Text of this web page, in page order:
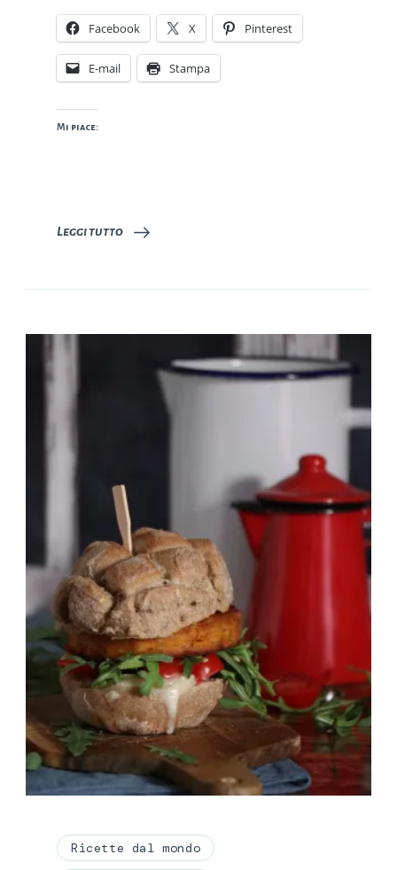
Facebook X Pinterest
E-mail Stampa
Mi piace:
Leggi tutto
Ricette dal mondo